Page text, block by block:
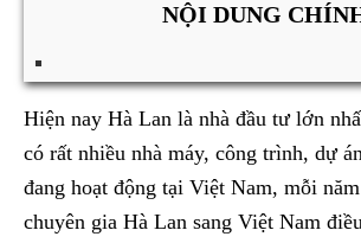
NỘI DUNG
Hiện nay Hà Lan là nhà đầu tư lớn
có rất nhiều nhà máy, công trình, dự
đang hoạt động tại Việt Nam, mỗi
chuyên gia Hà Lan sang Việt Nam